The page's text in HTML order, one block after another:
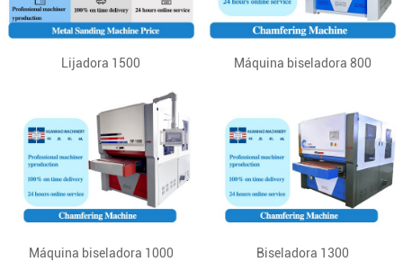
Lijadora 1500 Máquina biseladora 800
Máquina biseladora 1000 Biseladora 1300